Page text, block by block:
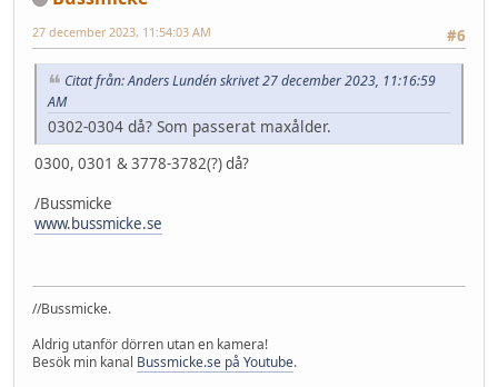
#6
27 december 2023, 11:54:03 AM
Citat från: Anders Lundén skrivet 27 december 2023, 11:16:59
AM
0302-0304 då? Som passerat maxålder.
0300, 0301 & 3778-3782(?) då?
/Bussmicke
www.bussmicke.se
//Bussmicke.
Aldrig utanför dörren utan en kamera!
Besök min kanal Bussmicke.se på Youtube.